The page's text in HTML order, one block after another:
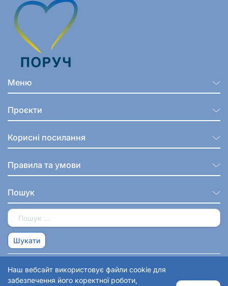
Меню
Проєкти
Корисні посилання
Правила та умови
Пошук
© 2026 Волонтерська Спілка ПОРУЧ
Наш вебсайт використовує файли cookie для
забезпечення його коректної роботи,